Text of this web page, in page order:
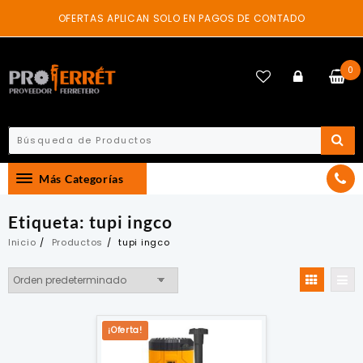
content
OFERTAS APLICAN SOLO EN PAGOS DE CONTADO
0
Más Categorías
Etiqueta: tupi ingco
Inicio Productos tupi ingco
¡Oferta!